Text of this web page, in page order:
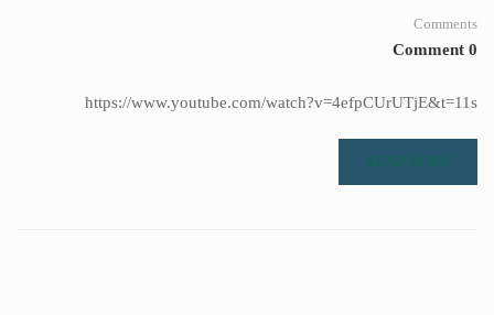
Comments
0 Comment
https://www.youtube.com/watch?v=4efpCUrUTjE&t=11s
READ MORE